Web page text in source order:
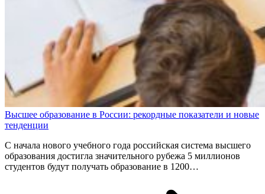
Высшее образование в России: рекордные показатели и новые
тенденции
С начала нового учебного года российская система высшего
образования достигла значительного рубежа 5 миллионов
студентов будут получать образование в 1200…